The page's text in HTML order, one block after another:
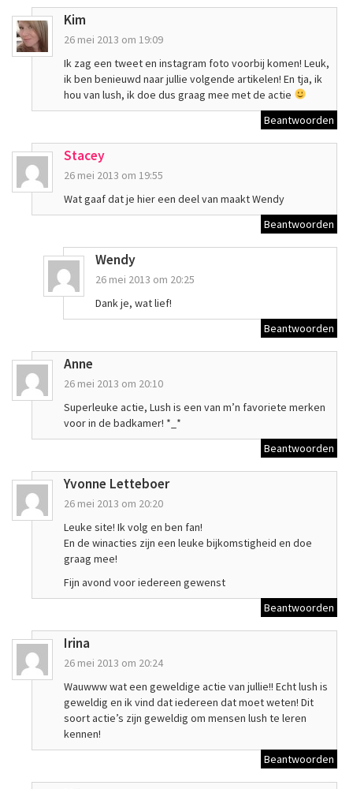
Kim
26 mei 2013 om 19:09
Ik zag een tweet en instagram foto voorbij komen! Leuk,
ik ben benieuwd naar jullie volgende artikelen! En tja, ik
hou van lush, ik doe dus graag mee met de actie
Beantwoorden
Stacey
26 mei 2013 om 19:55
Wat gaaf dat je hier een deel van maakt Wendy
Beantwoorden
Wendy
26 mei 2013 om 20:25
Dank je, wat lief!
Beantwoorden
Anne
26 mei 2013 om 20:10
Superleuke actie, Lush is een van m’n favoriete merken
voor in de badkamer! *_*
Beantwoorden
Yvonne Letteboer
26 mei 2013 om 20:20
Leuke site! Ik volg en ben fan!
En de winacties zijn een leuke bijkomstigheid en doe
graag mee!
Fijn avond voor iedereen gewenst
Beantwoorden
Irina
26 mei 2013 om 20:24
Wauwww wat een geweldige actie van jullie!! Echt lush is
geweldig en ik vind dat iedereen dat moet weten! Dit
soort actie’s zijn geweldig om mensen lush te leren
kennen!
Beantwoorden